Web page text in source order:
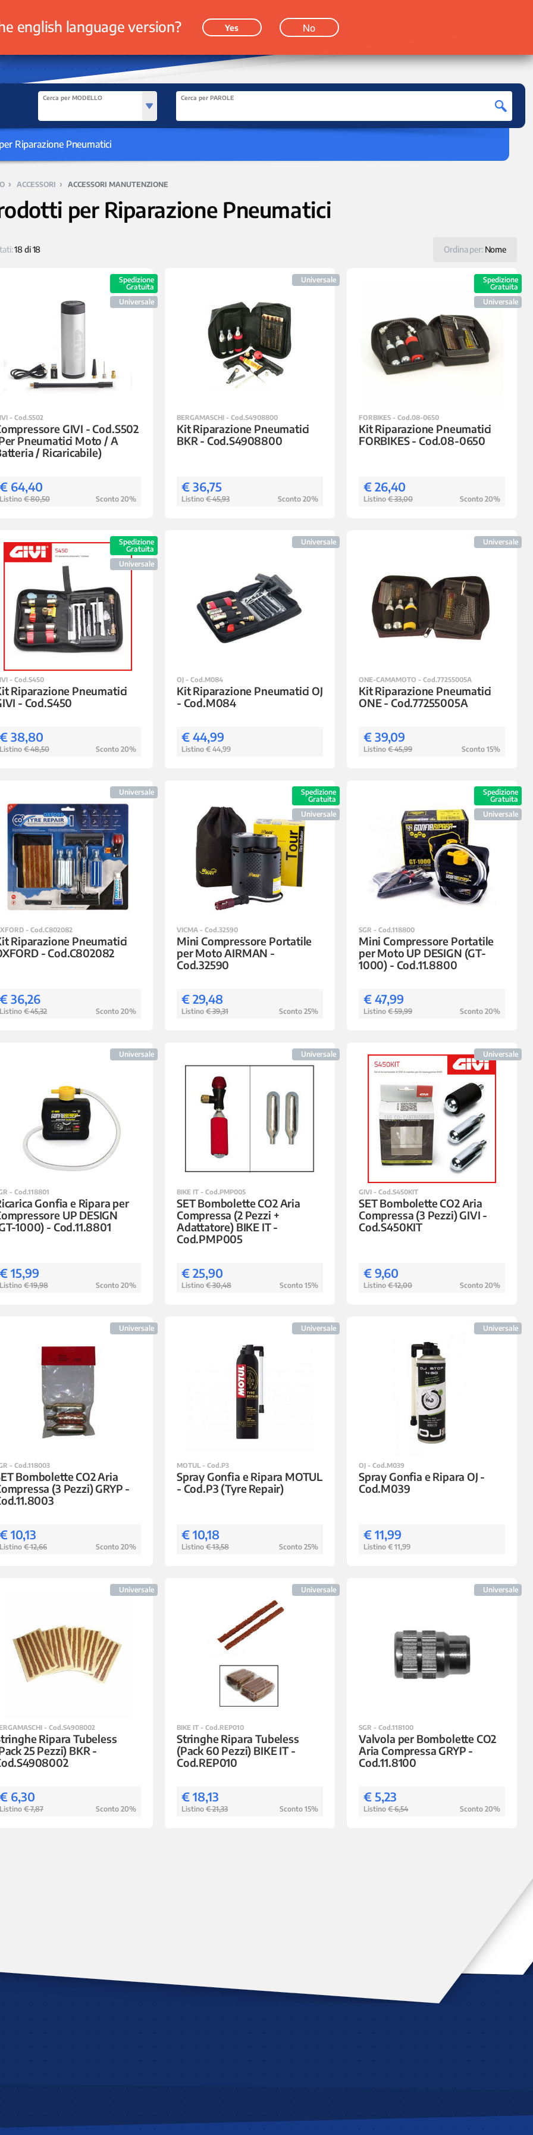
Cerca per MODELLO Cerca per PAROLE
Riparazione Pneumatici
› ACCESSORI › ACCESSORI MANUTENZIONE
per Riparazione Pneumatici
Ordina per: Nome
18 di 18
Spedizione
Gratuita
Universale
- Cod.S502
GIVI - Cod.S502
Pneumatici Moto / A
/ Ricaricabile)
64,40
€ 80,50 Sconto 20%
Universale
BERGAMASCHI - Cod.S4908800
Kit Riparazione Pneumatici
BKR - Cod.S4908800
€ 36,75
Listino € 45,93 Sconto 20%
Spedizione
Gratuita
Universale
FORBIKES - Cod.08-0650
Kit Riparazione Pneumatici
FORBIKES - Cod.08-0650
€ 26,40
Listino € 33,00 Sconto 20%
Spedizione
Gratuita
Universale
- Cod.S450
Riparazione Pneumatici
- Cod.S450
38,80
€ 48,50 Sconto 20%
Universale
OJ - Cod.M084
Kit Riparazione Pneumatici OJ
- Cod.M084
€ 44,99
Listino € 44,99
Universale
ONE-CAMAMOTO - Cod.77255005A
Kit Riparazione Pneumatici
ONE - Cod.77255005A
€ 39,09
Listino € 45,99 Sconto 15%
Universale
- Cod.C802082
Riparazione Pneumatici
- Cod.C802082
36,26
€ 45,32 Sconto 20%
Spedizione
Gratuita
Universale
VICMA - Cod.32590
Mini Compressore Portatile
per Moto AIRMAN -
Cod.32590
€ 29,48
Listino € 39,31 Sconto 25%
Spedizione
Gratuita
Universale
SGR - Cod.118800
Mini Compressore Portatile
per Moto UP DESIGN (GT-
1000) - Cod.11.8800
€ 47,99
Listino € 59,99 Sconto 20%
Universale
- Cod.118801
Gonfia e Ripara per
UP DESIGN
1000) - Cod.11.8801
15,99
€ 19,98 Sconto 20%
Universale
BIKE IT - Cod.PMP005
SET Bombolette CO2 Aria
Compressa (2 Pezzi +
Adattatore) BIKE IT -
Cod.PMP005
€ 25,90
Listino € 30,48 Sconto 15%
Universale
GIVI - Cod.S450KIT
SET Bombolette CO2 Aria
Compressa (3 Pezzi) GIVI -
Cod.S450KIT
€ 9,60
Listino € 12,00 Sconto 20%
Universale
- Cod.118003
Bombolette CO2 Aria
(3 Pezzi) GRYP -
10,13
€ 12,66 Sconto 20%
Universale
MOTUL - Cod.P3
Spray Gonfia e Ripara MOTUL
- Cod.P3 (Tyre Repair)
€ 10,18
Listino € 13,58 Sconto 25%
Universale
OJ - Cod.M039
Spray Gonfia e Ripara OJ -
Cod.M039
€ 11,99
Listino € 11,99
Universale
- Cod.S4908002
Ripara Tubeless
25 Pezzi) BKR -
6,30
€ 7,87 Sconto 20%
Universale
BIKE IT - Cod.REP010
Stringhe Ripara Tubeless
(Pack 60 Pezzi) BIKE IT -
Cod.REP010
€ 18,13
Listino € 21,33 Sconto 15%
Universale
SGR - Cod.118100
Valvola per Bombolette CO2
Aria Compressa GRYP -
Cod.11.8100
€ 5,23
Listino € 6,54 Sconto 20%
english language version? Yes No